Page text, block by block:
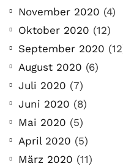
November 2020 (4)
Oktober 2020 (12)
September 2020
August 2020 (6)
Juli 2020 (7)
Juni 2020 (8)
Mai 2020 (5)
April 2020 (5)
März 2020 (11)